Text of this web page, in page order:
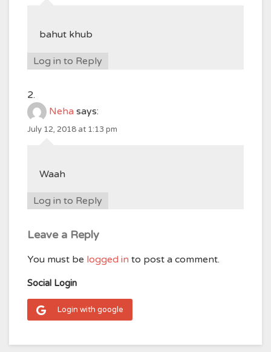
bahut khub
Log in to Reply
Neha says:
July 12, 2018 at 1:13 pm
Waah
Log in to Reply
Leave a Reply
You must be logged in to post a comment.
Social Login
Login with google